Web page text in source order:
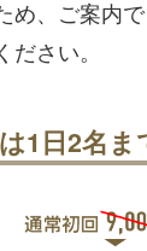
め、ご案内
ださい。
1日2名ま